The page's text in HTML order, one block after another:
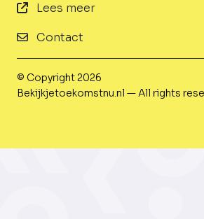
Lees meer
Contact
© Copyright 2026
Bekijkjetoekomstnu.nl — All rights